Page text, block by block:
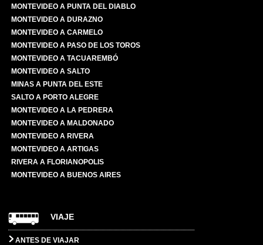
MONTEVIDEO A PUNTA DEL DIABLO
MONTEVIDEO A DURAZNO
MONTEVIDEO A CARMELO
MONTEVIDEO A PASO DE LOS TOROS
MONTEVIDEO A TACUAREMBÓ
MONTEVIDEO A SALTO
MINAS A PUNTA DEL ESTE
SALTO A PORTO ALEGRE
MONTEVIDEO A LA PEDRERA
MONTEVIDEO A MALDONADO
MONTEVIDEO A RIVERA
MONTEVIDEO A ARTIGAS
RIVERA A FLORIANOPOLIS
MONTEVIDEO A BUENOS AIRES
VIAJE
ANTES DE VIAJAR